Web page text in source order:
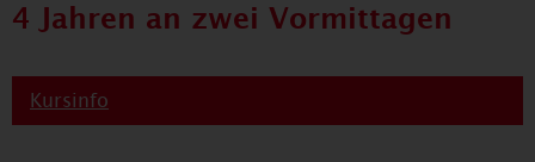
4 Jahren an zwei Vormittagen
Kursinfo